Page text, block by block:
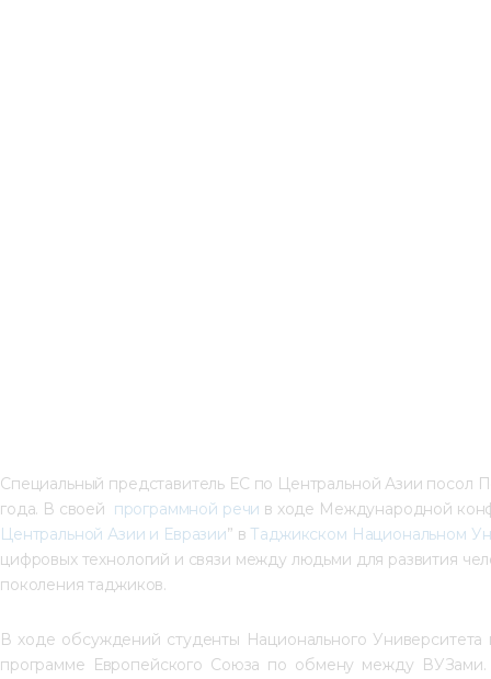
Специальный представитель ЕС по Центральной Азии посол
года. В своей программной речи в ходе Международной
Центральной Азии и Евразии” в Таджикском Национальном
цифровых технологий и связи между людьми для развития
поколения таджиков.
В ходе обсуждений студенты Национального
программе Европейского Союза по обмену между